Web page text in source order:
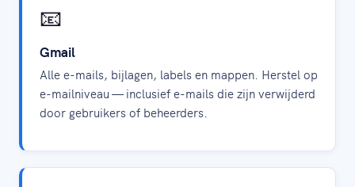
📧
Gmail
Alle e-mails, bijlagen, labels en mappen. Herstel op
e-mailniveau — inclusief e-mails die zijn verwijderd
door gebruikers of beheerders.